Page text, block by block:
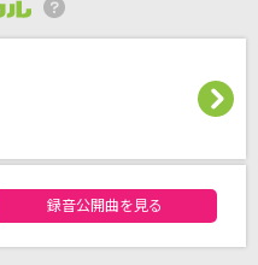
録音公開曲を見る